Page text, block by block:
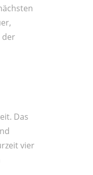
der
Das
vier